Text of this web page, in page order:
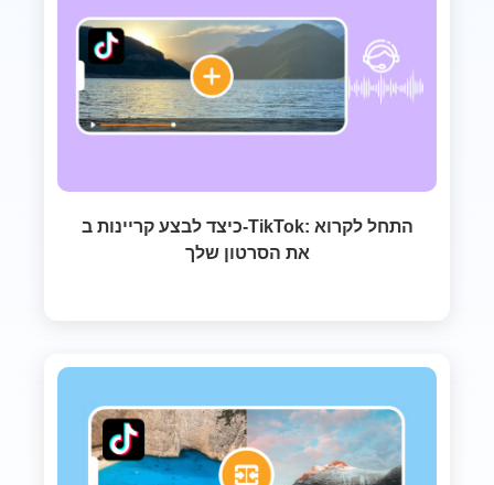
כיצד לבצע קריינות ב-TikTok: התחל לקרוא
את הסרטון שלך